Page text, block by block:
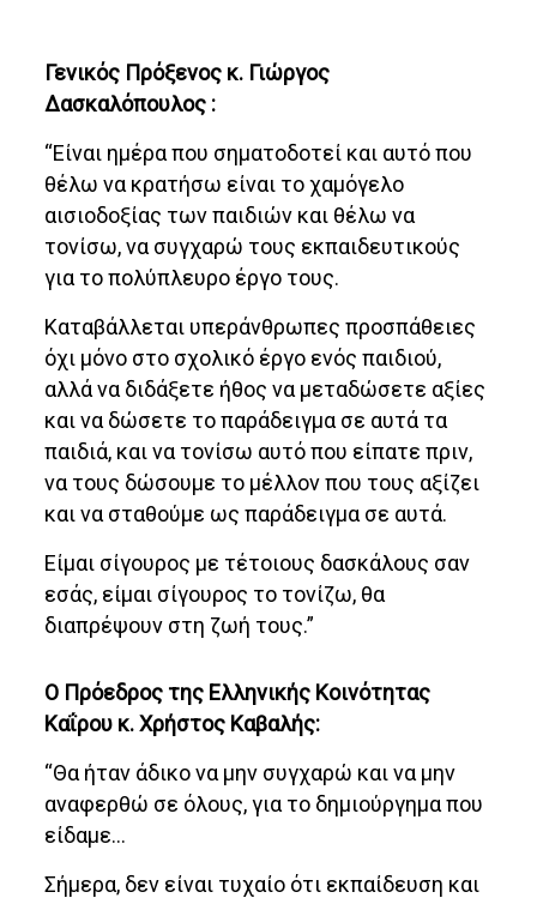
Γενικός Πρόξενος κ. Γιώργος
Δασκαλόπουλος :
“Είναι ημέρα που σηματοδοτεί και αυτό που
θέλω να κρατήσω είναι το χαμόγελο
αισιοδοξίας των παιδιών και θέλω να
τονίσω, να συγχαρώ τους εκπαιδευτικούς
για το πολύπλευρο έργο τους.
Καταβάλλεται υπεράνθρωπες προσπάθειες
όχι μόνο στο σχολικό έργο ενός παιδιού,
αλλά να διδάξετε ήθος να μεταδώσετε αξίες
και να δώσετε το παράδειγμα σε αυτά τα
παιδιά, και να τονίσω αυτό που είπατε πριν,
να τους δώσουμε το μέλλον που τους αξίζει
και να σταθούμε ως παράδειγμα σε αυτά.
Είμαι σίγουρος με τέτοιους δασκάλους σαν
εσάς, είμαι σίγουρος το τονίζω, θα
διαπρέψουν στη ζωή τους.”
Ο Πρόεδρος της Ελληνικής Κοινότητας
Καΐρου κ. Χρήστος Καβαλής:
“Θα ήταν άδικο να μην συγχαρώ και να μην
αναφερθώ σε όλους, για το δημιούργημα που
είδαμε…
Σήμερα, δεν είναι τυχαίο ότι εκπαίδευση και